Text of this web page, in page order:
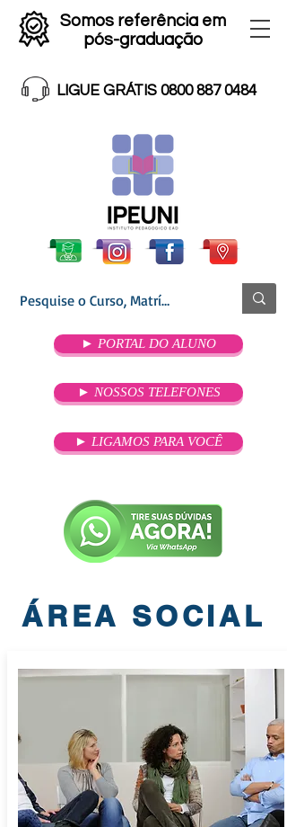
Somos referência em
pós-graduação
LIGUE GRÁTIS 0800 887 0484
► PORTAL DO ALUNO
► NOSSOS TELEFONES
► LIGAMOS PARA VOCÊ
ÁREA SOCIAL